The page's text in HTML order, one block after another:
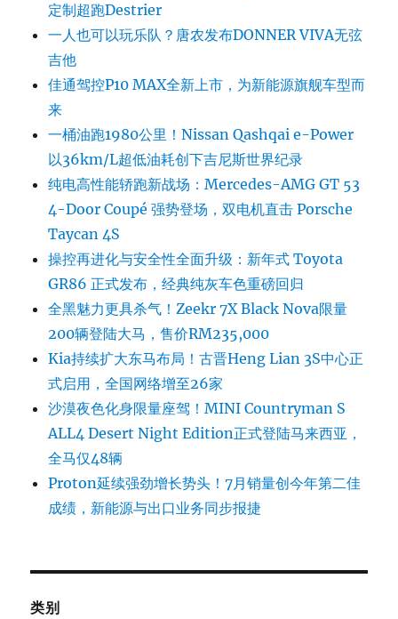
定制超跑Destrier
一人也可以玩乐队？唐农发布DONNER VIVA无弦
吉他
佳通驾控P10 MAX全新上市，为新能源旗舰车型而
来
一桶油跑1980公里！Nissan Qashqai e-Power
以36km/L超低油耗创下吉尼斯世界纪录
纯电高性能轿跑新战场：Mercedes-AMG GT 53
4-Door Coupé 强势登场，双电机直击 Porsche
Taycan 4S
操控再进化与安全性全面升级：新年式 Toyota
GR86 正式发布，经典纯灰车色重磅回归
全黑魅力更具杀气！Zeekr 7X Black Nova限量
200辆登陆大马，售价RM235,000
Kia持续扩大东马布局！古晋Heng Lian 3S中心正
式启用，全国网络增至26家
沙漠夜色化身限量座驾！MINI Countryman S
ALL4 Desert Night Edition正式登陆马来西亚，
全马仅48辆
Proton延续强劲增长势头！7月销量创今年第二佳
成绩，新能源与出口业务同步报捷
类别